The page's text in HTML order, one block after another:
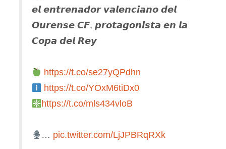
𝙚𝙡 𝙚𝙣𝙩𝙧𝙚𝙣𝙖𝙙𝙤𝙧 𝙫𝙖𝙡𝙚𝙣𝙘𝙞𝙖𝙣𝙤 𝙙𝙚𝙡
𝙊𝙪𝙧𝙚𝙣𝙨𝙚 𝘾𝙁, 𝙥𝙧𝙤𝙩𝙖𝙜𝙤𝙣𝙞𝙨𝙩𝙖 𝙚𝙣 𝙡𝙖
𝘾𝙤𝙥𝙖 𝙙𝙚𝙡 𝙍𝙚𝙮
https://t.co/se27yQPdhn
https://t.co/YOxM6tiDx0
https://t.co/mls434vloB
… pic.twitter.com/LjJPBRqRXk